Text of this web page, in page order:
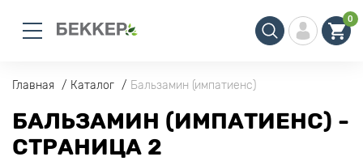
0
Главная Каталог Бальзамин (импатиенс)
БАЛЬЗАМИН (ИМПАТИЕНС) -
СТРАНИЦА 2